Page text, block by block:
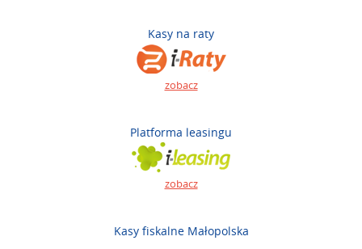
Kasy na raty
zobacz
Platforma leasingu
zobacz
Kasy fiskalne Małopolska